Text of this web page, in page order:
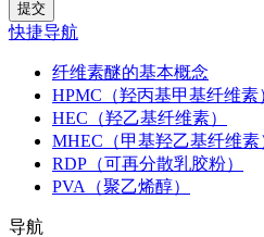
快捷导航
纤维素醚的基本概念
HPMC（羟丙基甲基纤维素
HEC（羟乙基纤维素）
MHEC（甲基羟乙基纤维素
RDP（可再分散乳胶粉）
PVA（聚乙烯醇）
导航